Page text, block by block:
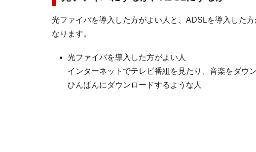
光ファイバを導入した方がよい人と、ADSLを導入した
なります。
光ファイバを導入した方がよい人
インターネットでテレビ番組を見たり、音楽をダウ
ひんぱんにダウンロードするような人